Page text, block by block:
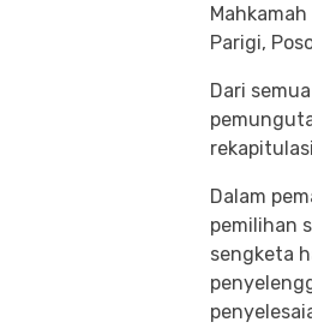
Parigi,
Dari
Dalam
pemilihan
sengketa